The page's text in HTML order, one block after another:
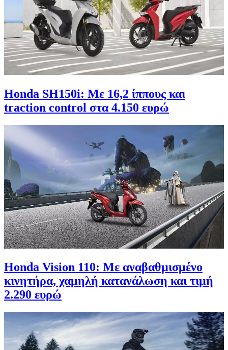
Honda SH150i: Με 16,2 ίππους και
traction control στα 4.150 ευρώ
Honda Vision 110: Με αναβαθμισμένο
κινητήρα, χαμηλή κατανάλωση και τιμή
2.290 ευρώ